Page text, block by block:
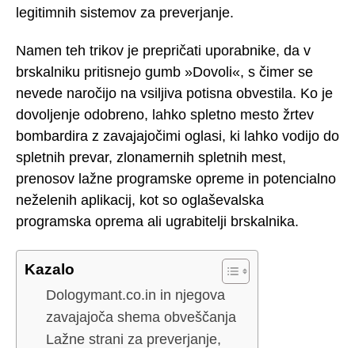
legitimnih sistemov za preverjanje.
Namen teh trikov je prepričati uporabnike, da v
brskalniku pritisnejo gumb »Dovoli«, s čimer se
nevede naročijo na vsiljiva potisna obvestila. Ko je
dovoljenje odobreno, lahko spletno mesto žrtev
bombardira z zavajajočimi oglasi, ki lahko vodijo do
spletnih prevar, zlonamernih spletnih mest,
prenosov lažne programske opreme in potencialno
neželenih aplikacij, kot so oglaševalska
programska oprema ali ugrabitelji brskalnika.
Kazalo
Dologymant.co.in in njegova
zavajajoča shema obveščanja
Lažne strani za preverjanje,